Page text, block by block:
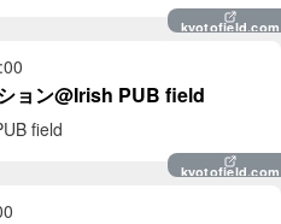
kyotofield.com
ョン@Irish PUB field
field
kyotofield.com